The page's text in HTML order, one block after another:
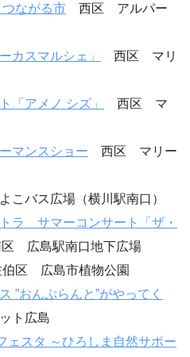
ながる市 西区 アルパー
カスマルシェ」
西区 マリ
「アメノ シズ」
西区 マ
マンスショー 西区 マリー
バス広場（横川駅南口）
ラ サマーコンサート「ザ・
広島駅南口地下広場
区 広島市植物公園
”おんぷらんと”がやってく
ト広島
ェスタ ～ひろしま自然サポー